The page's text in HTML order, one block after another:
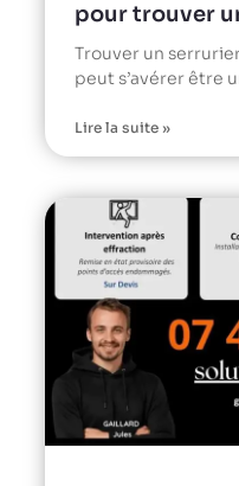
pour trouver
Trouver un
peut s’avérer être
Lire la suite »